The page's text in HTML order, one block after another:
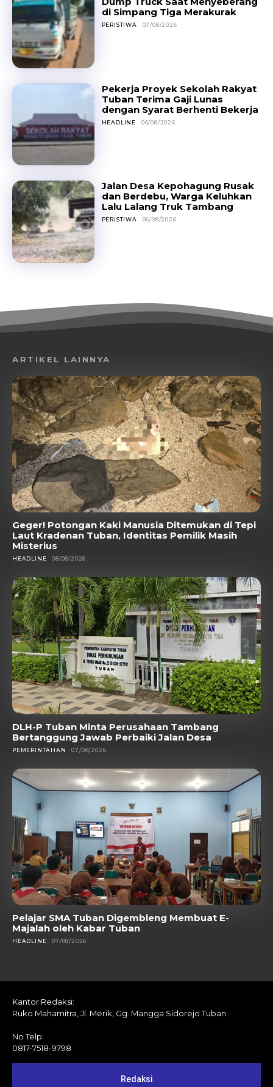
di Simpang Tiga Merakurak
PERISTIWA 07/08/2026
Pekerja Proyek Sekolah Rakyat
Tuban Terima Gaji Lunas
dengan Syarat Berhenti Bekerja
HEADLINE 06/08/2026
Jalan Desa Kepohagung Rusak
dan Berdebu, Warga Keluhkan
Lalu Lalang Truk Tambang
PERISTIWA 06/08/2026
ARTIKEL LAINNYA
Geger! Potongan Kaki Manusia Ditemukan di Tepi
Laut Kradenan Tuban, Identitas Pemilik Masih
Misterius
HEADLINE 08/08/2026
DLH-P Tuban Minta Perusahaan Tambang
Bertanggung Jawab Perbaiki Jalan Desa
PEMERINTAHAN 07/08/2026
Pelajar SMA Tuban Digembleng Membuat E-
Majalah oleh Kabar Tuban
HEADLINE 07/08/2026
Kantor Redaksi:
Ruko Mahamitra, Jl. Merik, Gg. Mangga Sidorejo Tuban
No Telp:
0817-7518-9798
Redaksi